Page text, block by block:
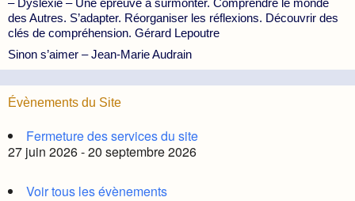
– Dyslexie – Une épreuve à surmonter. Comprendre le monde
des Autres. S’adapter. Réorganiser les réflexions. Découvrir des
clés de compréhension. Gérard Lepoutre
Sinon s’aimer – Jean-Marie Audrain
Évènements du Site
Fermeture des services du site
27 juin 2026 - 20 septembre 2026
Voir tous les évènements